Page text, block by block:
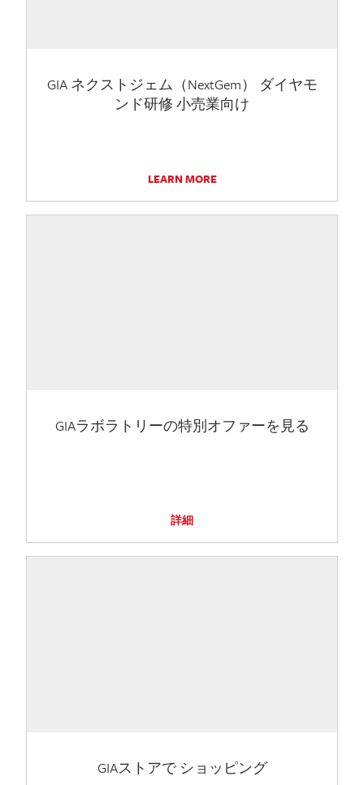
GIA ネクストジェム（NextGem） ダイヤモ
ンド研修 小売業向け
LEARN MORE
GIAラボラトリーの特別オファーを見る
詳細
GIAストアで ショッピング